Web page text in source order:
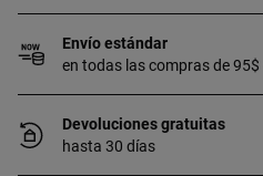
Envío estándar
en todas las compras de 95$
Devoluciones gratuitas
hasta 30 días